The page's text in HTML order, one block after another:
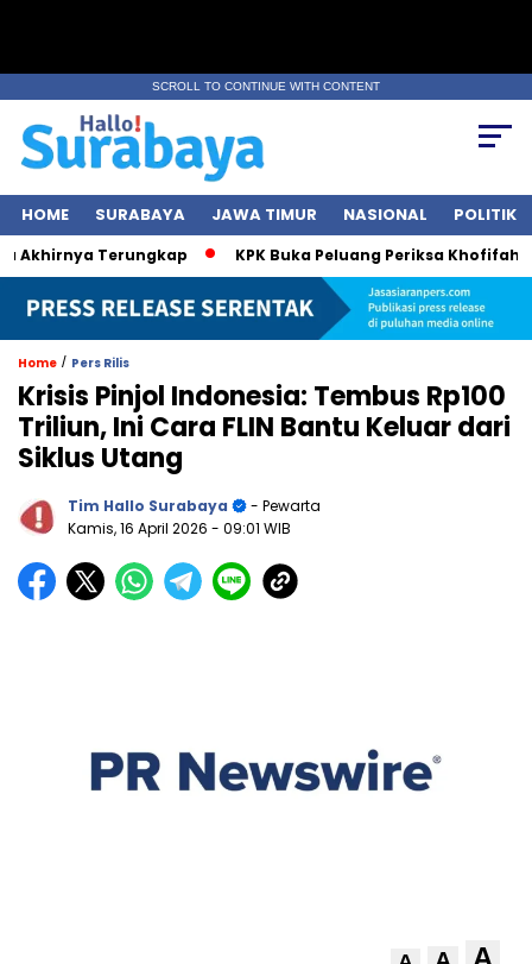
SCROLL TO CONTINUE WITH CONTENT
HOME SURABAYA JAWA TIMUR NASIONAL POLITIK
Terungkap KPK Buka Peluang Periksa Khofifah
Home / Pers Rilis
Krisis Pinjol Indonesia: Tembus Rp100
Triliun, Ini Cara FLIN Bantu Keluar dari
Siklus Utang
Tim Hallo Surabaya
- Pewarta
Kamis, 16 April 2026 - 09:01 WIB
A